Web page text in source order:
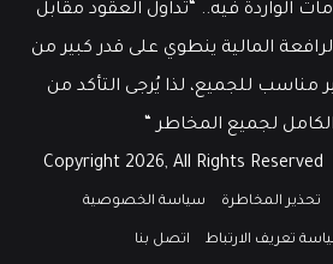
الواردة فيه.. “تداول العقود مقابل
المالية ينطوي على قدر كبير من
مناسب للجميع، لذا يُرجى التأكد من
لجميع المخاطر “
تحذير المخاطرة سياسة الخصوصية
اتصل بنا